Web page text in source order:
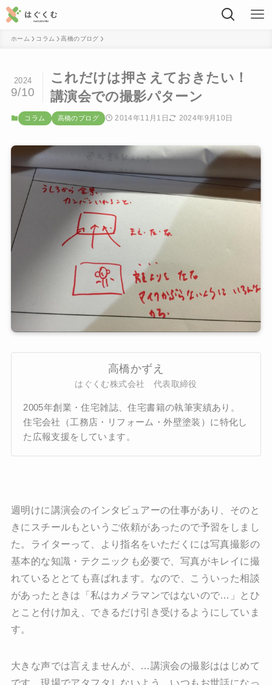
ホーム コラム 高橋のブログ
これだけは押さえておきたい！
講演会での撮影パターン
2024
9/10
コラム 高橋のブログ 2014年11月1日 2024年9月10日
高橋かずえ
はぐくむ株式会社 代表取締役
2005年創業・住宅雑誌、住宅書籍の執筆実績あり。
住宅会社（工務店・リフォーム・外壁塗装）に特化し
た広報支援をしています。
週明けに講演会のインタビュアーの仕事があり、そのと
きにスチールもというご依頼があったので予習をしまし
た。ライターって、より指名をいただくには写真撮影の
基本的な知識・テクニックも必要で、写真がキレイに撮
れているととても喜ばれます。なので、こういった相談
があったときは「私はカメラマンではないので…」とひ
とこと付け加え、できるだけ引き受けるようにしていま
す。
大きな声では言えませんが、…講演会の撮影ははじめて
です。現場でアタフタしないよう、いつもお世話になっ